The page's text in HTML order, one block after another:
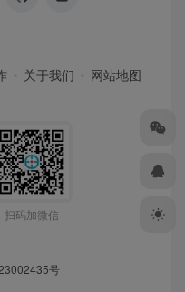
关于我们 网站地图
扫码加微信
号